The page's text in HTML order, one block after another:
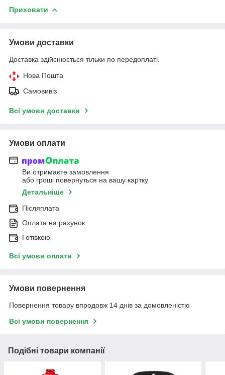
Приховати
Умови доставки
Доставка здійснюється тільки по передоплаті.
Нова Пошта
Самовивіз
Всі умови доставки
Умови оплати
Ви отримаєте замовлення
або гроші повернуться на вашу картку
Детальніше
Післяплата
Оплата на рахунок
Готівкою
Всі умови оплати
Умови повернення
Повернення товару впродовж 14 днів за домовленістю
Всі умови повернення
Подібні товари компанії